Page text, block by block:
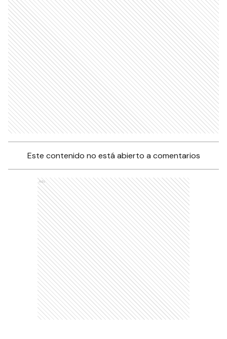
Este contenido no está abierto a comentarios
Ads